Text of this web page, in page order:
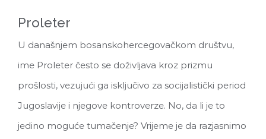
Proleter
U današnjem bosanskohercegovačkom društvu,
ime Proleter često se doživljava kroz prizmu
prošlosti, vezujući ga isključivo za socijalistički period
Jugoslavije i njegove kontroverze. No, da li je to
jedino moguće tumačenje? Vrijeme je da razjasnimo